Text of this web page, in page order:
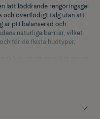
lätt löddrande rengöringsgel
och överflödigt talg utan att
är pH balanserad och
naturliga barriär, vilket
för de flesta hudtyper.
användas som ensam